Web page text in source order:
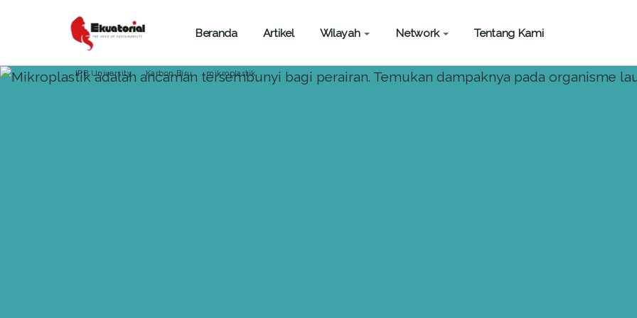
Beranda Artikel Wilayah Network Tentang Kami
ARTIKEL
IPB University Karbon Biru mikroplastik